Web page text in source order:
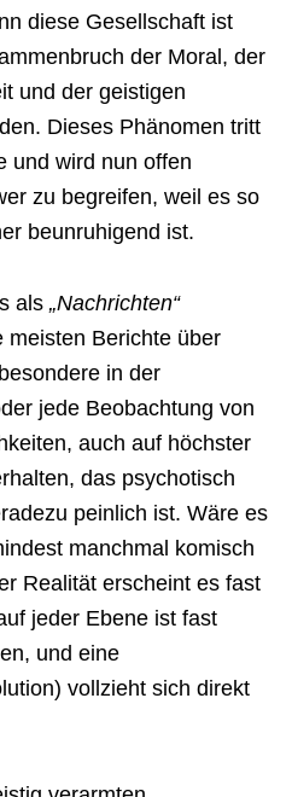
diese Gesellschaft ist
der Moral, der
und der geistigen
Dieses Phänomen tritt
und wird nun offen
zu begreifen, weil es so
beunruhigend ist.
als „Nachrichten“
meisten Berichte über
in der
jede Beobachtung von
auch auf höchster
das psychotisch
peinlich ist. Wäre es
manchmal komisch
Realität erscheint es fast
jeder Ebene ist fast
und eine
vollzieht sich direkt